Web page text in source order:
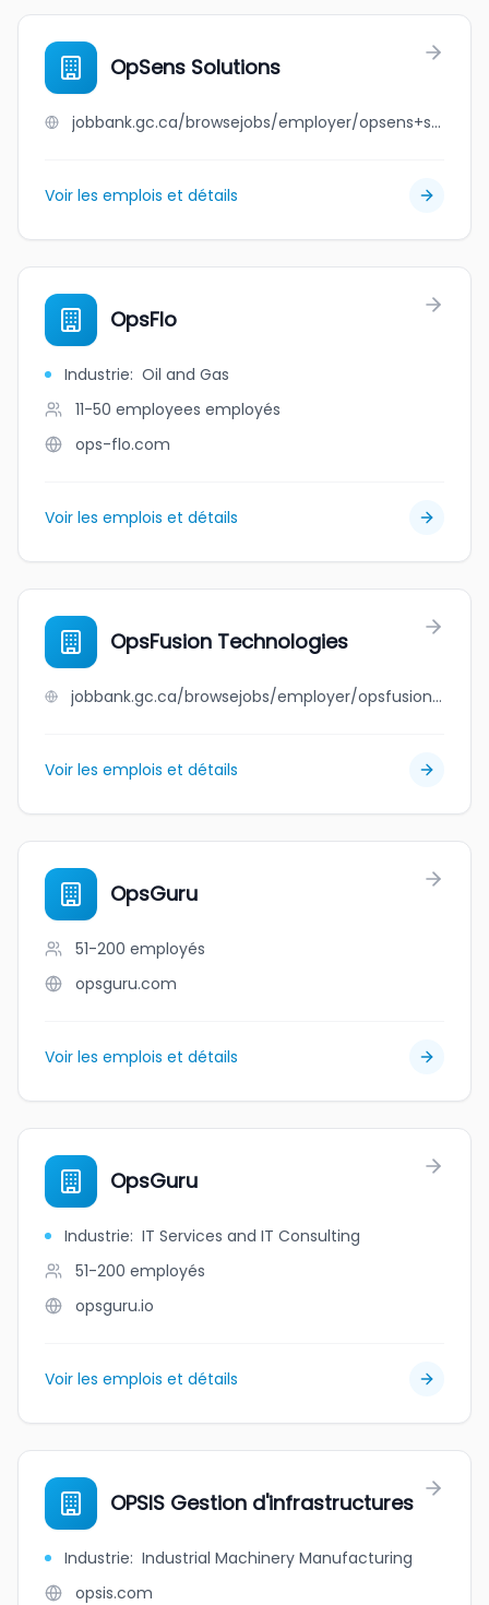
OpSens Solutions
jobbank.gc.ca/browsejobs/employer/opsens+solutions/ca
Voir les emplois et détails
OpsFlo
Industrie: Oil and Gas
11-50 employees employés
ops-flo.com
Voir les emplois et détails
OpsFusion Technologies
jobbank.gc.ca/browsejobs/employer/opsfusion+technologies/ca
Voir les emplois et détails
OpsGuru
51-200 employés
opsguru.com
Voir les emplois et détails
OpsGuru
Industrie: IT Services and IT Consulting
51-200 employés
opsguru.io
Voir les emplois et détails
OPSIS Gestion d'infrastructures
Industrie: Industrial Machinery Manufacturing
opsis.com